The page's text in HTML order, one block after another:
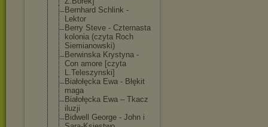
Bernhard Schlink -
Lektor
Berry Steve - Czternasta
kolonia (czyta Roch
Siemianowski)
Berwinska Krystyna -
Con amore [czyta
L.Teleszynski]
Białołęcka Ewa - Błękit
maga
Białołęcka Ewa – Tkacz
iluzji
Bidwell George - John i